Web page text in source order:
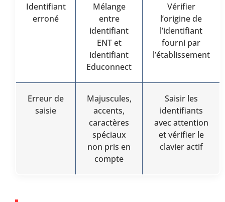
Identifiant
erroné
Mélange
entre
identifiant
ENT et
identifiant
Educonnect
Vérifier
l’origine de
l’identifiant
fourni par
l’établissement
Erreur de
saisie
Majuscules,
accents,
caractères
spéciaux
non pris en
compte
Saisir les
identifiants
avec attention
et vérifier le
clavier actif